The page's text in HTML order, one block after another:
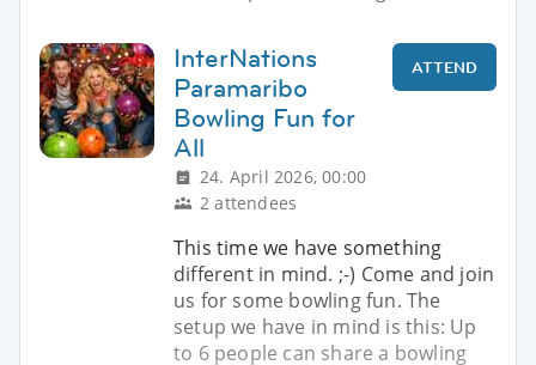
InterNations
Paramaribo
Bowling Fun for
All
24. April 2026, 00:00
2 attendees
ATTEND
This time we have something
different in mind. ;-) Come and join
us for some bowling fun. The
setup we have in mind is this: Up
to 6 people can share a bowling